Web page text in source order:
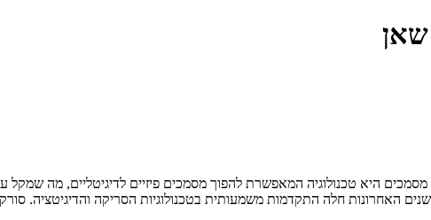
שאן
מסמכים היא טכנולוגיה המאפשרת להפוך מסמכים פיזיים לדיגיטליים, מה
האחרונות חלה התקדמות משמעותית בטכנולוגיות הסריקה והדיגיטציה.